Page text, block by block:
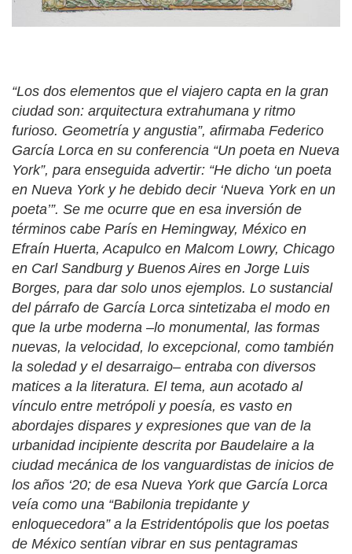
“Los dos elementos que el viajero capta en la gran
ciudad son: arquitectura extrahumana y ritmo
furioso. Geometría y angustia”, afirmaba Federico
García Lorca en su conferencia “Un poeta en Nueva
York”, para enseguida advertir: “He dicho ‘un poeta
en Nueva York y he debido decir ‘Nueva York en un
poeta’”. Se me ocurre que en esa inversión de
términos cabe París en Hemingway, México en
Efraín Huerta, Acapulco en Malcom Lowry, Chicago
en Carl Sandburg y Buenos Aires en Jorge Luis
Borges, para dar solo unos ejemplos. Lo sustancial
del párrafo de García Lorca sintetizaba el modo en
que la urbe moderna –lo monumental, las formas
nuevas, la velocidad, lo excepcional, como también
la soledad y el desarraigo– entraba con diversos
matices a la literatura. El tema, aun acotado al
vínculo entre metrópoli y poesía, es vasto en
abordajes dispares y expresiones que van de la
urbanidad incipiente descrita por Baudelaire a la
ciudad mecánica de los vanguardistas de inicios de
los años ‘20; de esa Nueva York que García Lorca
veía como una “Babilonia trepidante y
enloquecedora” a la Estridentópolis que los poetas
de México sentían vibrar en sus pentagramas